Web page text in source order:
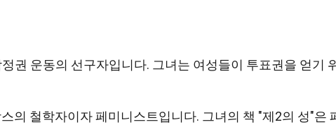
권 운동의 선구자입니다. 그녀는 여성들이 투표권을 얻기
의 철학자이자 페미니스트입니다. 그녀의 책 "제2의 성"은